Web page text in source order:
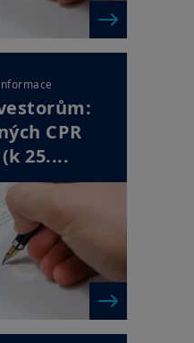
CPR
25....